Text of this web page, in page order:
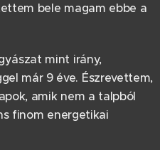
bele magam ebbe a
mint irány,
már 9 éve. Észrevettem,
amik nem a talpból
finom energetikai